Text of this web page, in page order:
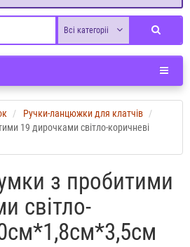
Всі категоріі
Ручки-ланцюжки для клатчів
19 дирочками світло-коричневі
з пробитими
світло-